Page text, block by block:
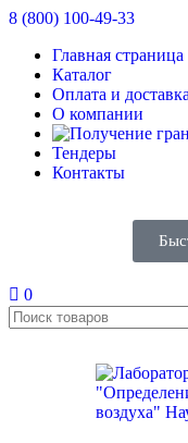
8 (800) 100-49-33
Главная страница
Каталог
Оплата и доставка
О компании
Тендеры
Контакты
0